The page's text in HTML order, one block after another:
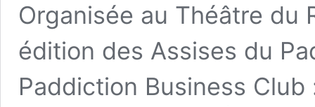
Organisée au Théâtre du
édition des Assises du
Paddiction Business